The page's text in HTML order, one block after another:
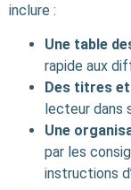
inclure :
Une table
rapide aux
Des titres
lecteur dans
Une
par les
instructions